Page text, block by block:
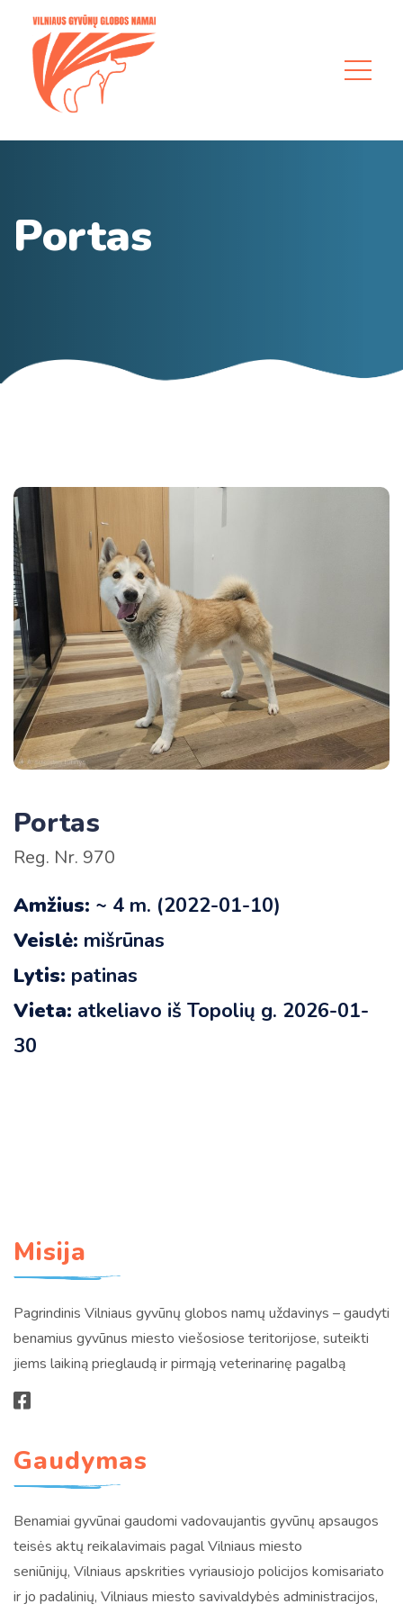
Portas
Portas
Reg. Nr. 970
Amžius: ~ 4 m. (2022-01-10)
Veislė: mišrūnas
Lytis: patinas
Vieta: atkeliavo iš Topolių g. 2026-01-
30
Misija
Pagrindinis Vilniaus gyvūnų globos namų uždavinys – gaudyti
benamius gyvūnus miesto viešosiose teritorijose, suteikti
jiems laikiną prieglaudą ir pirmąją veterinarinę pagalbą
Gaudymas
Benamiai gyvūnai gaudomi vadovaujantis gyvūnų apsaugos
teisės aktų reikalavimais pagal Vilniaus miesto
seniūnijų, Vilniaus apskrities vyriausiojo policijos komisariato
ir jo padalinių, Vilniaus miesto savivaldybės administracijos,